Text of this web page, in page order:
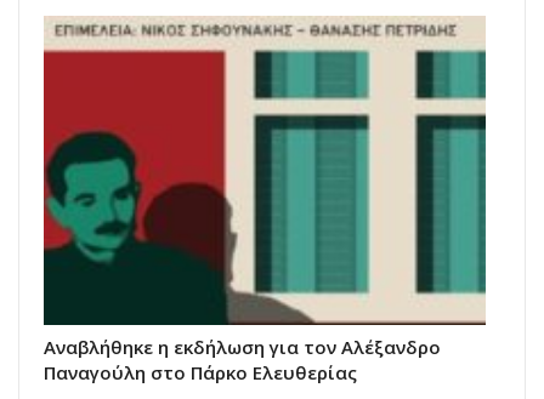
Αναβλήθηκε η εκδήλωση για τον Αλέξανδρο
Παναγούλη στο Πάρκο Ελευθερίας